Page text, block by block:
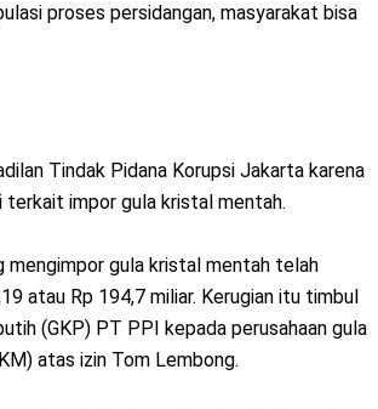
proses persidangan, masyarakat bisa
Tindak Pidana Korupsi Jakarta karena
impor gula kristal mentah.
mengimpor gula kristal mentah telah
atau Rp 194,7 miliar. Kerugian itu timbul
(GKP) PT PPI kepada perusahaan gula
atas izin Tom Lembong.